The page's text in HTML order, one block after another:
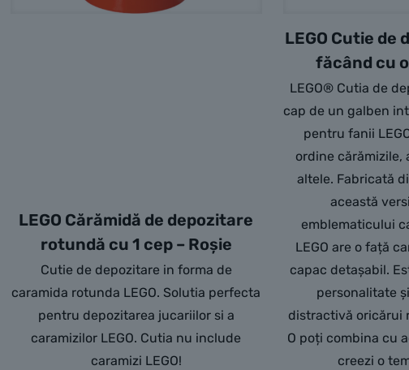
LEGO Cărămidă de depozitare
rotundă cu 1 cep – Roșie
Cutie de depozitare in forma de
caramida rotunda LEGO. Solutia perfecta
pentru depozitarea jucariilor si a
caramizilor LEGO. Cutia nu include
caramizi LEGO!
LEGO Cutie de
făcând cu
LEGO® Cutia de
cap de un galben
pentru fanii
ordine cărămizile,
altele. Fabricată
această
emblematicului
LEGO are o față
capac detașabil.
personalitate
distractivă oricărui
O poți combina cu
creezi o